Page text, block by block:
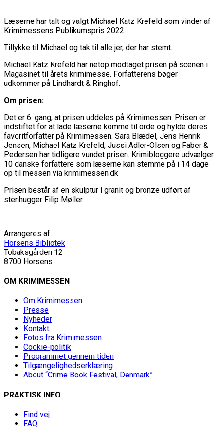
Læserne har talt og valgt Michael Katz Krefeld som vinder af
Krimimessens Publikumspris 2022.
Tillykke til Michael og tak til alle jer, der har stemt.
Michael Katz Krefeld har netop modtaget prisen på scenen i
Magasinet til årets krimimesse. Forfatterens bøger
udkommer på Lindhardt & Ringhof.
Om prisen:
Det er 6. gang, at prisen uddeles på Krimimessen. Prisen er
indstiftet for at lade læserne komme til orde og hylde deres
favoritforfatter på Krimimessen. Sara Blædel, Jens Henrik
Jensen, Michael Katz Krefeld, Jussi Adler-Olsen og Faber &
Pedersen har tidligere vundet prisen. Krimibloggere udvælger
10 danske forfattere som læserne kan stemme på i 14 dage
op til messen via krimimessen.dk
Prisen består af en skulptur i granit og bronze udført af
stenhugger Filip Møller.
Arrangeres af:
Horsens Bibliotek
Tobaksgården 12
8700 Horsens
OM KRIMIMESSEN
Om Krimimessen
Presse
Nyheder
Kontakt
Fotos fra Krimimessen
Cookie-politik
Programmet gennem tiden
Tilgængelighedserklæring
About “Crime Book Festival, Denmark”
PRAKTISK INFO
Find vej
FAQ